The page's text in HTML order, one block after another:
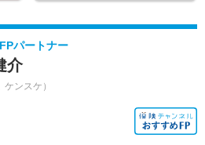
パートナー
介
ケンスケ）